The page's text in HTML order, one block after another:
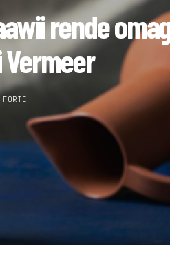
rende
Vermeer
FORTE